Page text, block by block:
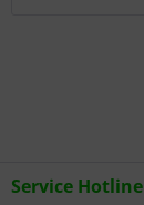
Service Hotline